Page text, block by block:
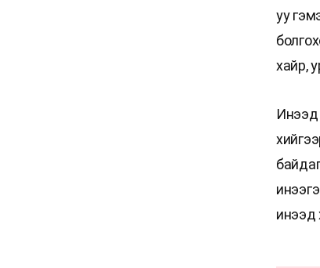
уу
хайр,
Инээд
инээд